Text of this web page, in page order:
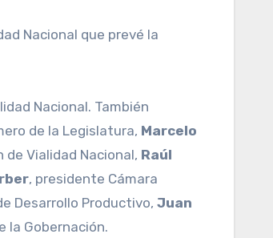
Nacional que prevé la
Nacional. También
de la Legislatura, Marcelo
Vialidad Nacional, Raúl
, presidente Cámara
Desarrollo Productivo, Juan
la Gobernación.